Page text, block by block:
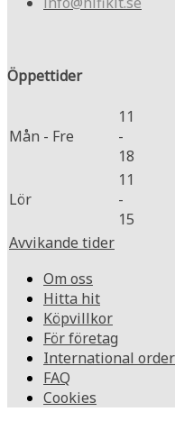
Öppettider
Mån - Fre
11
-
18
Lör
11
-
15
Avvikande tider
Om oss
Hitta hit
Köpvillkor
För företag
International
FAQ
Cookies